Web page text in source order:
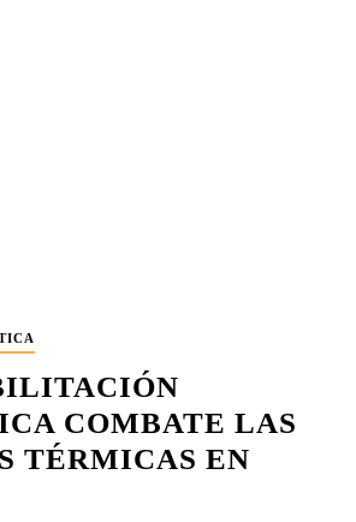
COMBATE LAS
TÉRMICAS EN